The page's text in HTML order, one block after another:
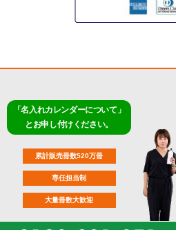
「名入れカレンダーについて」
とお申し付けください。
累計販売冊数520万冊
専任担当制
大量冊数大歓迎